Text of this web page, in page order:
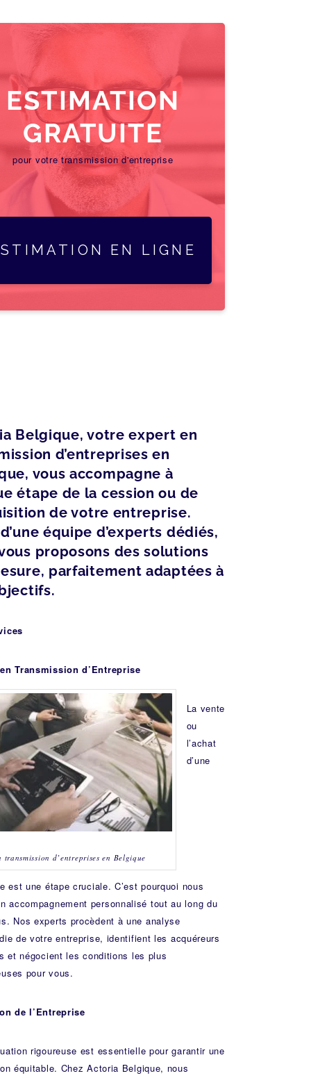
ESTIMATION
GRATUITE
pour votre transmission d'entreprise
EN LIGNE
Belgique, votre expert en
d’entreprises en
vous accompagne à
étape de la cession ou de
de votre entreprise.
équipe d’experts dédiés,
proposons des solutions
parfaitement adaptées à
Transmission d’Entreprise
transmission d’entreprises en Belgique
La vente
ou
l’achat
d’une
est une étape cruciale. C’est pourquoi nous
accompagnement personnalisé tout au long du
Nos experts procèdent à une analyse
de votre entreprise, identifient les acquéreurs
et négocient les conditions les plus
pour vous.
de l’Entreprise
rigoureuse est essentielle pour garantir une
équitable. Chez Actoria Belgique, nous